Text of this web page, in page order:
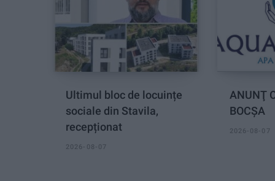
Ultimul bloc de locuințe
sociale din Stavila,
recepționat
2026-08-07
ANUNŢ
BOCȘA
2026-08-07